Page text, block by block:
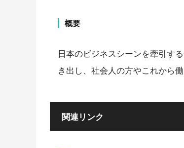
概要
日本のビジネスシーンを牽引す
き出し、社会人の方やこれから
関連リンク